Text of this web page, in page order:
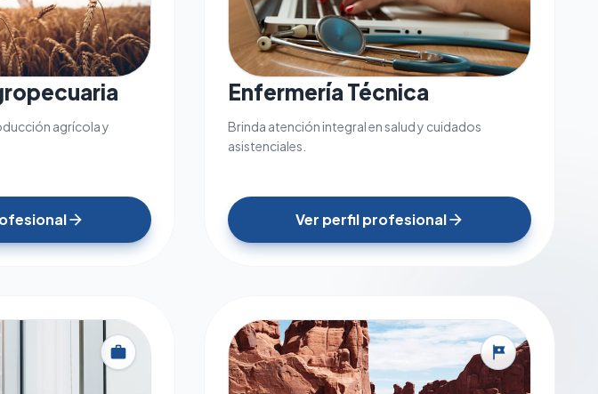
agrícola y
arrow_forward
Enfermería Técnica
Brinda atención integral en salud y cuidados
asistenciales.
Ver perfil profesionalarrow_forward
work tour